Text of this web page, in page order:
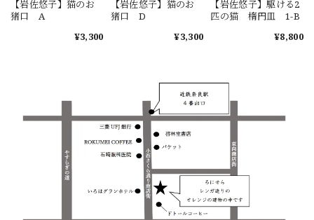
【岩佐悠子】猫のお
猪口 A
¥3,300
【岩佐悠子】猫のお
猪口 D
¥3,300
【岩佐悠子】駆ける2
匹の猫 楕円皿 1-B
¥8,800